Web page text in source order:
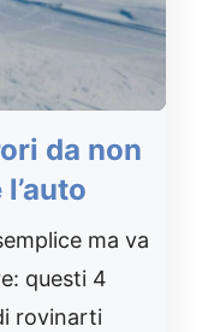
da non
ma va
questi 4
rovinarti